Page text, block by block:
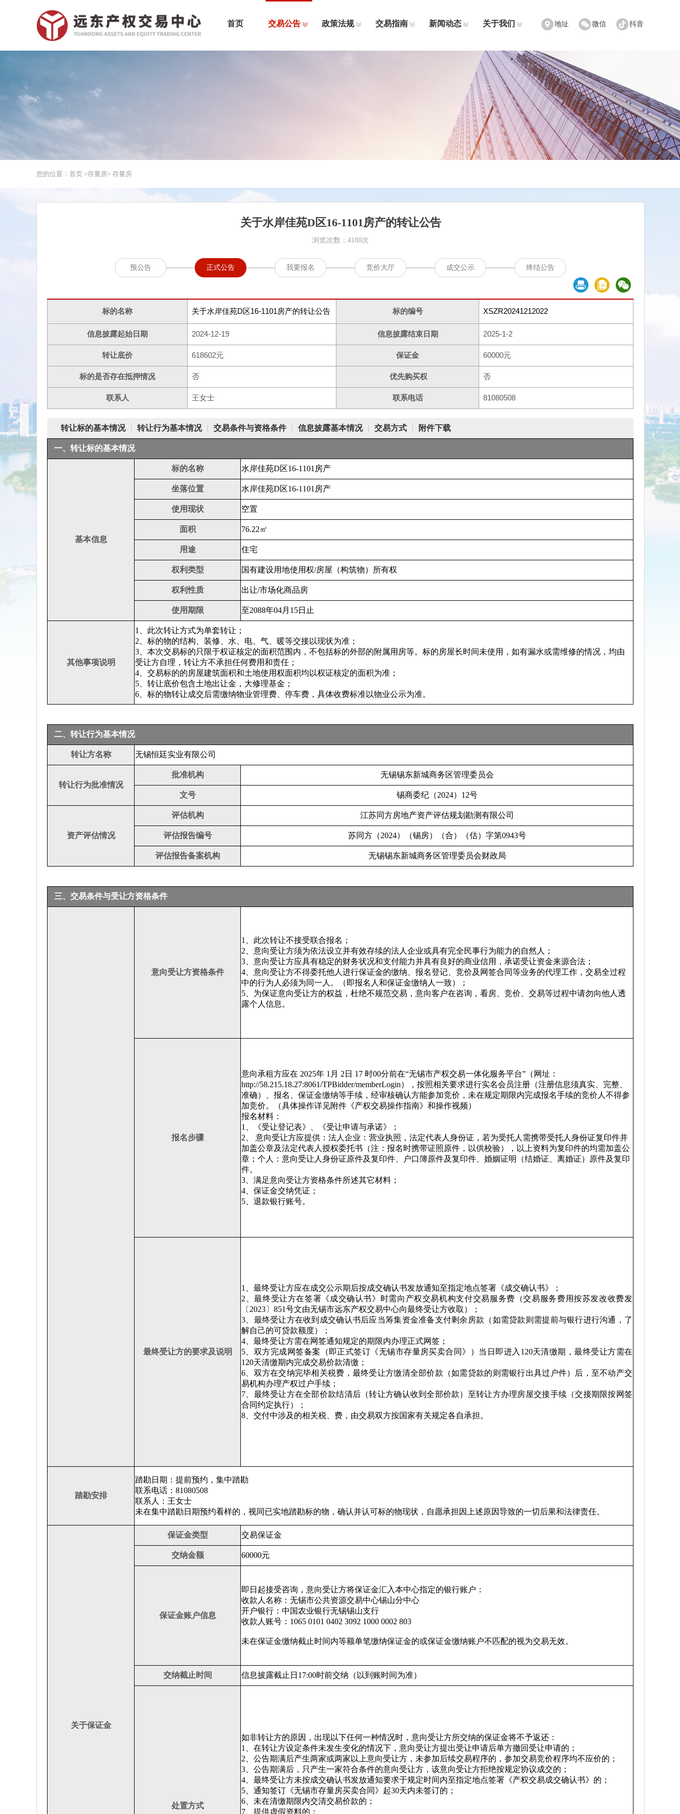
抖音
微信
地址
首页 交易公告 政策法规 交易指南 新闻动态 关于我们
您的位置：首页 >存量房> 存量房
关于水岸佳苑D区16-1101房产的转让公告
浏览次数：4188次
预公告 正式公告 我要报名 竞价大厅 成交公示 终结公告
标的名称 关于水岸佳苑D区16-1101房产的转让公告 标的编号 XSZR20241212022
信息披露起始日期 2024-12-19 信息披露结束日期 2025-1-2
转让底价 618602元 保证金 60000元
标的是否存在抵押情况 否 优先购买权 否
联系人 王女士 联系电话 81080508
转让标的基本情况 | 转让行为基本情况 | 交易条件与资格条件 | 信息披露基本情况 | 交易方式 | 附件下载
一、转让标的基本情况
基本信息
标的名称 水岸佳苑D区16-1101房产
坐落位置 水岸佳苑D区16-1101房产
使用现状 空置
面积 76.22㎡
用途 住宅
权利类型 国有建设用地使用权/房屋（构筑物）所有权
权利性质 出让/市场化商品房
使用期限 至2088年04月15日止
其他事项说明
1、此次转让方式为单套转让；
2、标的物的结构、装修、水、电、气、暖等交接以现状为准；
3、本次交易标的只限于权证核定的面积范围内，不包括标的外部的附属用房等。标的房屋长时间未使用，如有漏水或需维修的情况，均由
受让方自理，转让方不承担任何费用和责任；
4、交易标的的房屋建筑面积和土地使用权面积均以权证核定的面积为准；
5、转让底价包含土地出让金，大修理基金；
6、标的物转让成交后需缴纳物业管理费、停车费，具体收费标准以物业公示为准。
二、转让行为基本情况
转让方名称 无锡恒廷实业有限公司
转让行为批准情况
批准机构 无锡锡东新城商务区管理委员会
文号 锡商委纪（2024）12号
资产评估情况
评估机构 江苏同方房地产资产评估规划勘测有限公司
评估报告编号 苏同方（2024）（锡房）（合）（估）字第0943号
评估报告备案机构 无锡锡东新城商务区管理委员会财政局
三、交易条件与受让方资格条件
意向受让方资格条件
1、此次转让不接受联合报名；
2、意向受让方须为依法设立并有效存续的法人企业或具有完全民事行为能力的自然人；
3、意向受让方应具有稳定的财务状况和支付能力并具有良好的商业信用，承诺受让资金来源合法；
4、意向受让方不得委托他人进行保证金的缴纳、报名登记、竞价及网签合同等业务的代理工作，交易全过程
中的行为人必须为同一人。（即报名人和保证金缴纳人一致）；
5、为保证意向受让方的权益，杜绝不规范交易，意向客户在咨询，看房、竞价、交易等过程中请勿向他人透
露个人信息。
报名步骤
意向承租方应在 2025年 1月 2日 17 时00分前在“无锡市产权交易一体化服务平台”（网址：
http://58.215.18.27:8061/TPBidder/memberLogin），按照相关要求进行实名会员注册（注册信息须真实、完整、
准确）、报名、保证金缴纳等手续，经审核确认方能参加竞价，未在规定期限内完成报名手续的竞价人不得参
加竞价。（具体操作详见附件《产权交易操作指南》和操作视频）
报名材料：
1、《受让登记表》、《受让申请与承诺》；
2、 意向受让方应提供：法人企业：营业执照，法定代表人身份证，若为受托人需携带受托人身份证复印件并
加盖公章及法定代表人授权委托书（注：报名时携带证照原件，以供校验），以上资料为复印件的均需加盖公
章；个人：意向受让人身份证原件及复印件、户口簿原件及复印件、婚姻证明（结婚证、离婚证）原件及复印
件。
3、满足意向受让方资格条件所述其它材料；
4、保证金交纳凭证；
5、退款银行账号。
最终受让方的要求及说明
1、最终受让方应在成交公示期后按成交确认书发放通知至指定地点签署《成交确认书》；
2、最终受让方在签署《成交确认书》时需向产权交易机构支付交易服务费（交易服务费用按苏发改收费发
〔2023〕851号文由无锡市远东产权交易中心向最终受让方收取）；
3、最终受让方在收到成交确认书后应当筹集资金准备支付剩余房款（如需贷款则需提前与银行进行沟通，了
解自己的可贷款额度）；
4、最终受让方需在网签通知规定的期限内办理正式网签；
5、双方完成网签备案（即正式签订《无锡市存量房买卖合同》）当日即进入120天清缴期，最终受让方需在
120天清缴期内完成交易价款清缴；
6、双方在交纳完毕相关税费，最终受让方缴清全部价款（如需贷款的则需银行出具过户件）后，至不动产交
易机构办理产权过户手续；
7、最终受让方在全部价款结清后（转让方确认收到全部价款）至转让方办理房屋交接手续（交接期限按网签
合同约定执行）；
8、交付中涉及的相关税、费，由交易双方按国家有关规定各自承担。
踏勘安排
踏勘日期：提前预约，集中踏勘
联系电话：81080508
联系人：王女士
未在集中踏勘日期预约看样的，视同已实地踏勘标的物，确认并认可标的物现状，自愿承担因上述原因导致的一切后果和法律责任。
关于保证金
保证金类型 交易保证金
交纳金额 60000元
保证金账户信息
即日起接受咨询，意向受让方将保证金汇入本中心指定的银行账户：
收款人名称：无锡市公共资源交易中心锡山分中心
开户银行：中国农业银行无锡锡山支行
收款人账号：1065 0101 0402 3092 1000 0002 803
未在保证金缴纳截止时间内等额单笔缴纳保证金的或保证金缴纳账户不匹配的视为交易无效。
交纳截止时间 信息披露截止日17:00时前交纳（以到账时间为准）
处置方式
如非转让方的原因，出现以下任何一种情况时，意向受让方所交纳的保证金将不予返还：
1、在转让方设定条件未发生变化的情况下，意向受让方提出受让申请后单方撤回受让申请的；
2、公告期满后产生两家或两家以上意向受让方，未参加后续交易程序的，参加交易竞价程序均不应价的；
3、公告期满后，只产生一家符合条件的意向受让方，该意向受让方拒绝按规定协议成交的；
4、最终受让方未按成交确认书发放通知要求于规定时间内至指定地点签署《产权交易成交确认书》的；
5、通知签订《无锡市存量房买卖合同》起30天内未签订的；
6、未在清缴期限内交清交易价款的；
7、提供虚假资料的；